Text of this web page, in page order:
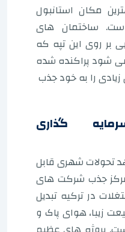
مکان استانبول
ساختمان های
بر روی این تپه که
شود پراکنده شده
زیادی را به خود جذب
گذاری
تحولات شهری قابل
جذب شرکت های
در ترکیه تبدیل
زیبا، هوای پاک و